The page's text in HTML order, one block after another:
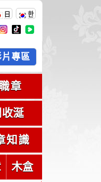
日 한
片專區
章
涎
知識
木盒